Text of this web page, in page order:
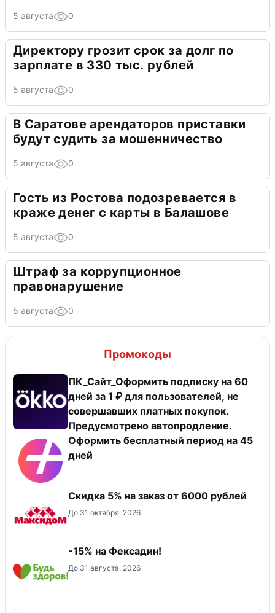
5 августа 0
Директору грозит срок за долг по
зарплате в 330 тыс. рублей
5 августа 0
В Саратове арендаторов приставки
будут судить за мошенничество
5 августа 0
Гость из Ростова подозревается в
краже денег с карты в Балашове
5 августа 0
Штраф за коррупционное
правонарушение
5 августа 0
Промокоды
ПК_Сайт_Оформить подписку на 60
дней за 1 ₽ для пользователей, не
совершавших платных покупок.
Предусмотрено автопродление.
Оформить бесплатный период на 45
дней
Скидка 5% на заказ от 6000 рублей
До 31 октября, 2026
-15% на Фексадин!
До 31 августа, 2026